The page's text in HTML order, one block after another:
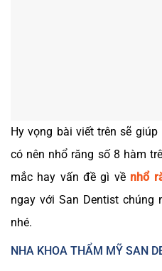
Hy vọng bài viết trên sẽ
có nên nhổ răng số 8 hàm
mắc hay vấn đề gì về nhổ
ngay với San Dentist
nhé.
NHA KHOA THẨM MỸ SAN